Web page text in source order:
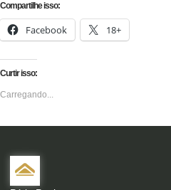
Compartilhe isso:
Facebook 18+
Curtir isso:
Carregando...